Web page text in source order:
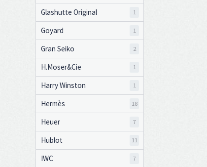
Glashutte Original 1
Goyard 1
Gran Seiko 2
H.Moser&Cie 1
Harry Winston 1
Hermès 18
Heuer 7
Hublot 11
IWC 7